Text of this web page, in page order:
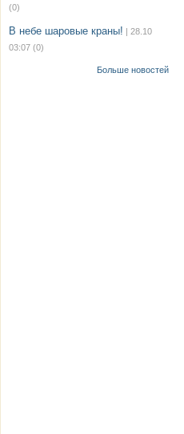
(0)
В небе шаровые краны! | 28.10
03:07 (0)
Больше новостей